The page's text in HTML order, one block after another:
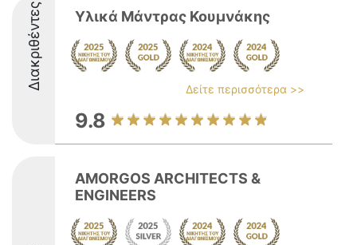
Διακριθέντες Υλικά Μάντρας Κουμνάκης
Δείτε περισσότερα >>
9.8
AMORGOS ARCHITECTS &
ENGINEERS